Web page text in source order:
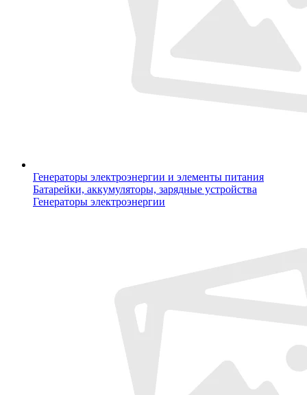
Генераторы электроэнергии и элементы питания
Батарейки, аккумуляторы, зарядные устройства
Генераторы электроэнергии